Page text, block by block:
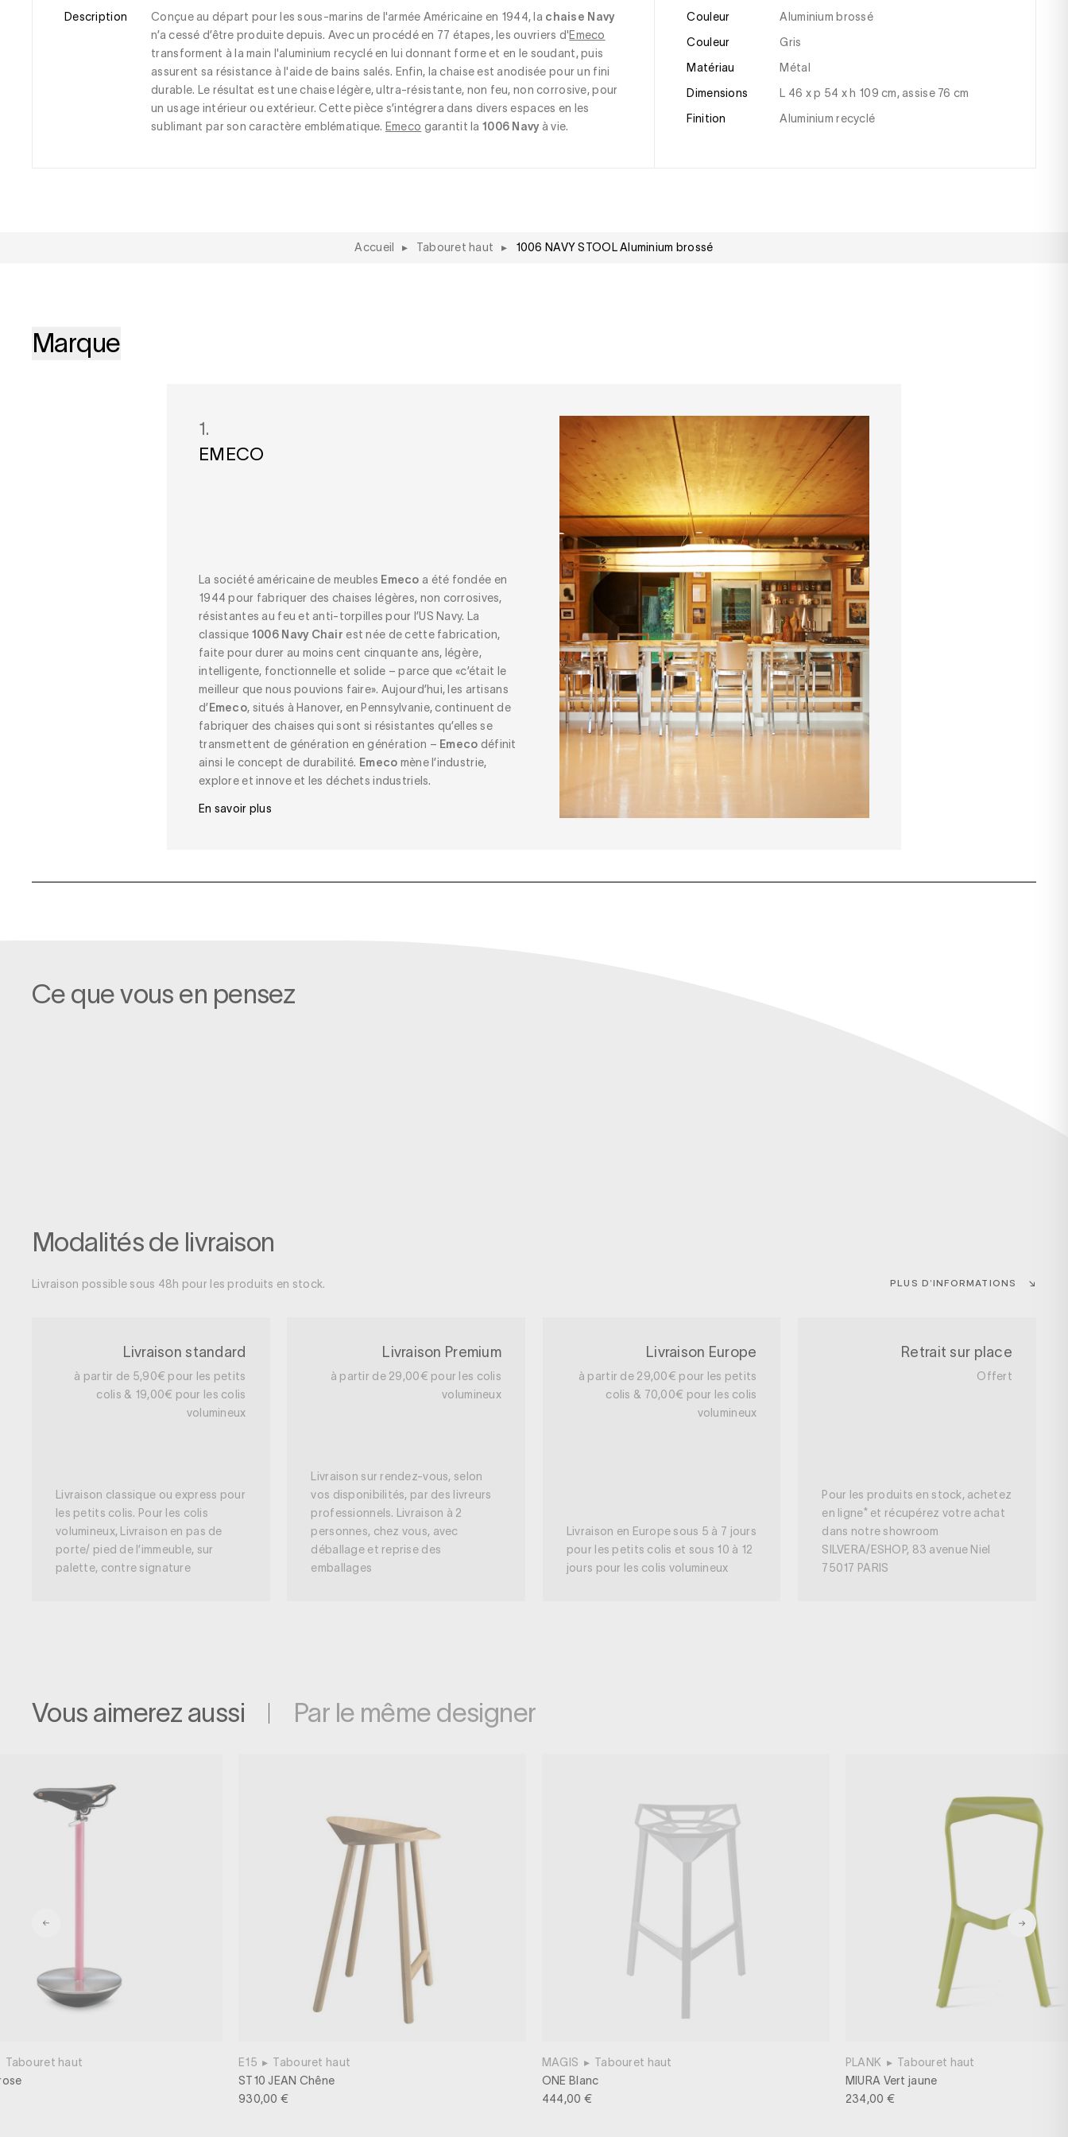
Description Conçue au départ pour les sous-marins de l'armée Américaine en 1944, la chaise Navy
n’a cessé d’être produite depuis. Avec un procédé en 77 étapes, les ouvriers d'Emeco
transforment à la main l'aluminium recyclé en lui donnant forme et en le soudant, puis
assurent sa résistance à l'aide de bains salés. Enfin, la chaise est anodisée pour un fini
durable. Le résultat est une chaise légère, ultra-résistante, non feu, non corrosive, pour
un usage intérieur ou extérieur. Cette pièce s’intégrera dans divers espaces en les
sublimant par son caractère emblématique. Emeco garantit la 1006 Navy à vie.
Couleur
Aluminium brossé
Couleur
gris
Matériau
métal
Dimensions
l 46 x p 54 x h 109 cm, assise 76 cm
Finition
aluminium recyclé
Accueil ▸ Tabouret haut ▸ 1006 NAVY STOOL Aluminium brossé
Marque
1.
EMECO
La société américaine de meubles Emeco a été fondée en
1944 pour fabriquer des chaises légères, non corrosives,
résistantes au feu et anti-torpilles pour l’US Navy. La
classique 1006 Navy Chair est née de cette fabrication,
faite pour durer au moins cent cinquante ans, légère,
intelligente, fonctionnelle et solide – parce que «c’était le
meilleur que nous pouvions faire». Aujourd’hui, les artisans
d’Emeco, situés à Hanover, en Pennsylvanie, continuent de
fabriquer des chaises qui sont si résistantes qu’elles se
transmettent de génération en génération – Emeco définit
ainsi le concept de durabilité. Emeco mène l’industrie,
explore et innove et les déchets industriels.
En savoir plus
Ce que vous en pensez
Modalités de livraison
Livraison possible sous 48h pour les produits en stock. PLUS D’INFORMATIONS
Livraison standard
à partir de 5,90€ pour les petits
colis & 19,00€ pour les colis
volumineux
Livraison classique ou express pour
les petits colis. Pour les colis
volumineux, Livraison en pas de
porte/ pied de l’immeuble, sur
palette, contre signature
Livraison Premium
à partir de 29,00€ pour les colis
volumineux
Livraison sur rendez-vous, selon
vos disponibilités, par des livreurs
professionnels. Livraison à 2
personnes, chez vous, avec
déballage et reprise des
emballages
Livraison Europe
à partir de 29,00€ pour les petits
colis & 70,00€ pour les colis
volumineux
Livraison en Europe sous 5 à 7 jours
pour les petits colis et sous 10 à 12
jours pour les colis volumineux
Retrait sur place
Offert
Pour les produits en stock, achetez
en ligne* et récupérez votre achat
dans notre showroom
SILVERA/ESHOP, 83 avenue Niel
75017 PARIS
Vous aimerez aussi Par le même designer
Tabouret haut
E15 ▸ Tabouret haut
ST10 JEAN Chêne
930,00 €
MAGIS ▸ Tabouret haut
ONE Blanc
444,00 €
PLANK ▸ Tabouret haut
MIURA Vert jaune
234,00 €